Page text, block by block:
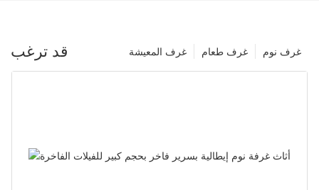
قد ترغب غرف نوم غرف طعام غرف المعيشة